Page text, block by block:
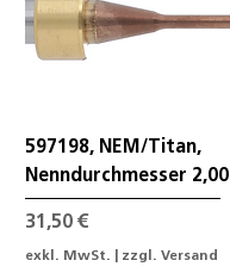
597198, NEM/Titan,
Nenndurchmesser 2,00
Preis
31,50 €
exkl. MwSt. zzgl. Versand